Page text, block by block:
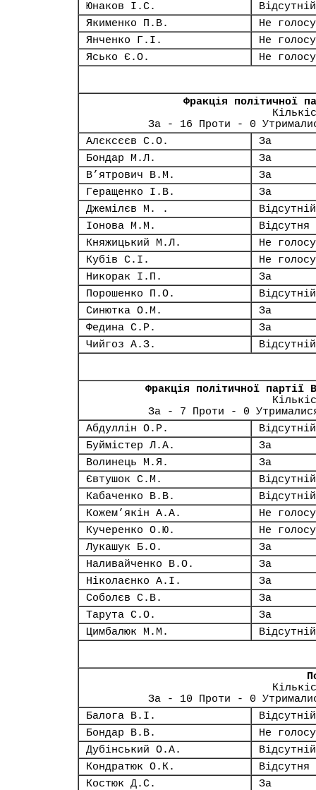
Юнаков І.С.
Відсутній
Якименко П.В.
Не
Янченко Г.І.
Не
Ясько Є.О.
Не
Фракція політичної
За - 16 Проти - 0
Алєксєєв С.О.
За
Бондар М.Л.
За
В’ятрович В.М.
За
Геращенко І.В.
За
Джемілєв М. .
Відсутній
Іонова М.М.
Відсутня
Княжицький М.Л.
Не
Кубів С.І.
Не
Никорак І.П.
За
Порошенко П.О.
Відсутній
Синютка О.М.
За
Федина С.Р.
За
Чийгоз А.З.
Відсутній
Фракція політичної партії
За - 7 Проти - 0
Абдуллін О.Р.
Відсутній
Буймістер Л.А.
За
Волинець М.Я.
За
Євтушок С.М.
Відсутній
Кабаченко В.В.
Відсутній
Кожем’якін А.А.
Не
Кучеренко О.Ю.
Не
Лукашук Б.О.
За
Наливайченко В.О.
За
Ніколаєнко А.І.
За
Соболєв С.В.
За
Тарута С.О.
За
Цимбалюк М.М.
Відсутній
За - 10 Проти - 0
Балога В.І.
Відсутній
Бондар В.В.
Не
Дубінський О.А.
Відсутній
Кондратюк О.К.
Відсутня
Костюк Д.С.
За